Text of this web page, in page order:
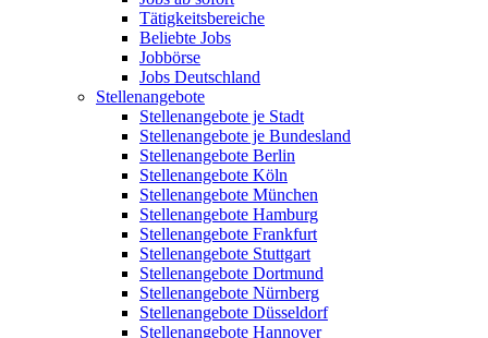
Tätigkeitsbereiche
Beliebte Jobs
Jobbörse
Jobs Deutschland
Stellenangebote
Stellenangebote je Stadt
Stellenangebote je Bundesland
Stellenangebote Berlin
Stellenangebote Köln
Stellenangebote München
Stellenangebote Hamburg
Stellenangebote Frankfurt
Stellenangebote Stuttgart
Stellenangebote Dortmund
Stellenangebote Nürnberg
Stellenangebote Düsseldorf
Stellenangebote Hannover